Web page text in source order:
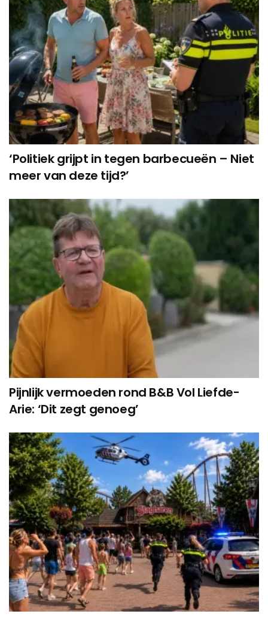
‘Politiek grijpt in tegen barbecueën – Niet
meer van deze tijd?’
Pijnlijk vermoeden rond B&B Vol Liefde-
Arie: ‘Dit zegt genoeg’